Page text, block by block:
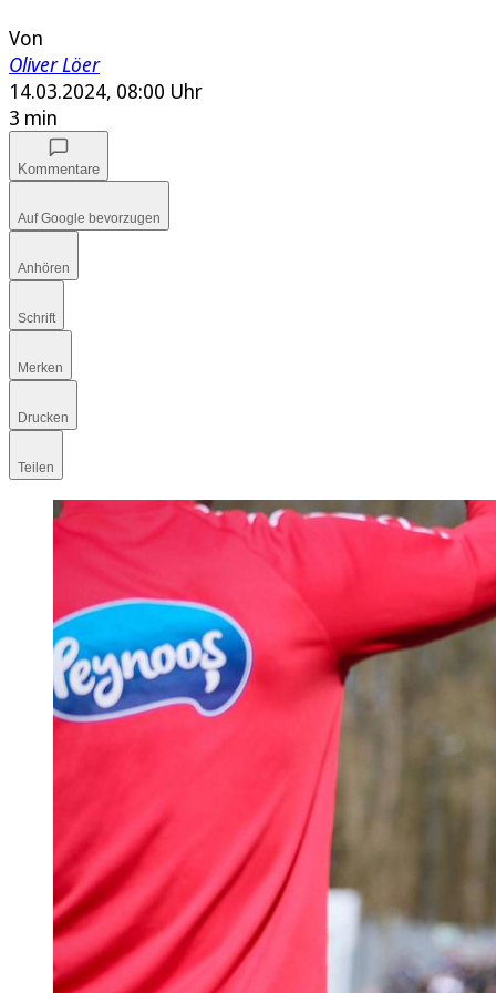
Von
Oliver Löer
14.03.2024, 08:00 Uhr
3 min
Kommentare
Auf Google bevorzugen
Anhören
Schrift
Merken
Drucken
Teilen